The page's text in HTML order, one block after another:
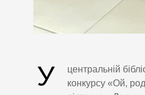
У
центральній
конкурсу «Ой,